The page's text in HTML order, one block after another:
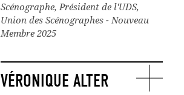
Scénographe, Président de l'UDS,
Union des Scénographes - Nouveau
Membre 2025
VÉRONIQUE ALTER